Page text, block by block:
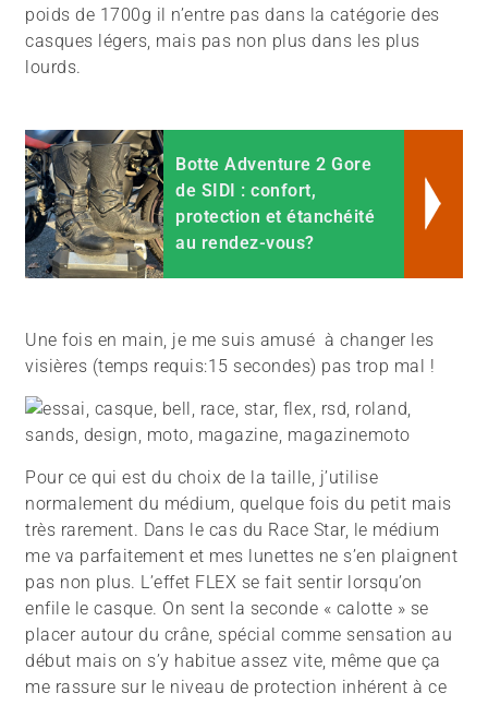
poids de 1700g il n’entre pas dans la catégorie des
casques légers, mais pas non plus dans les plus
lourds.
Botte Adventure 2 Gore
de SIDI : confort,
protection et étanchéité
au rendez-vous?
Une fois en main, je me suis amusé à changer les
visières (temps requis:15 secondes) pas trop mal !
Pour ce qui est du choix de la taille, j’utilise
normalement du médium, quelque fois du petit mais
très rarement. Dans le cas du Race Star, le médium
me va parfaitement et mes lunettes ne s’en plaignent
pas non plus. L’effet FLEX se fait sentir lorsqu’on
enfile le casque. On sent la seconde « calotte » se
placer autour du crâne, spécial comme sensation au
début mais on s’y habitue assez vite, même que ça
me rassure sur le niveau de protection inhérent à ce